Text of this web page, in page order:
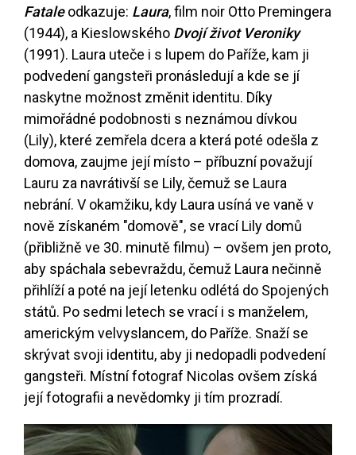
Fataleodkazuje: Laura, film noir Otto Premingera
(1944), a Kieslowského Dvojí život Veroniky
(1991). Laura uteče i s lupem do Paříže, kam ji
podvedení gangsteři pronásledují a kde se jí
naskytne možnost změnit identitu. Díky
mimořádné podobnosti s neznámou dívkou
(Lily), které zemřela dcera a která poté odešla z
domova, zaujme její místo – příbuzní považují
Lauru za navrátivší se Lily, čemuž se Laura
nebrání. V okamžiku, kdy Laura usíná ve vaně v
nově získaném "domově", se vrací Lily domů
(přibližně ve 30. minutě filmu) – ovšem jen proto,
aby spáchala sebevraždu, čemuž Laura nečinně
přihlíží a poté na její letenku odlétá do Spojených
států. Po sedmi letech se vrací i s manželem,
americkým velvyslancem, do Paříže. Snaží se
skrývat svoji identitu, aby ji nedopadli podvedení
gangsteři. Místní fotograf Nicolas ovšem získá
její fotografii a nevědomky ji tím prozradí.